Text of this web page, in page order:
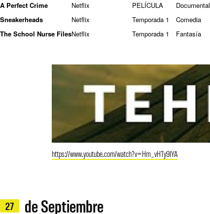
A Perfect Crime
Netflix PELÍCULA
Documental
Sneakerheads
Netflix Temporada 1
Comedia
The School Nurse FilesNetflix Temporada 1 Fantasía
https://www.youtube.com/watch?v=Hm_vHTy9IYA
27 de Septiembre